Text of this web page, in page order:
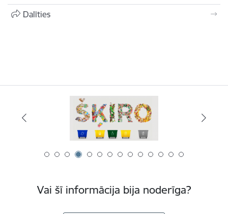
Dalīties
Vai šī informācija bija noderīga?